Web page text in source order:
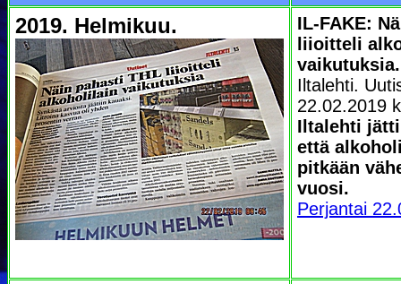
2019. Helmikuu.
IL-FAKE:
liioitteli
vaikutuksia.
Iltalehti.
22.02.2019
Iltalehti
että
pitkään
vuosi.
Perjantai